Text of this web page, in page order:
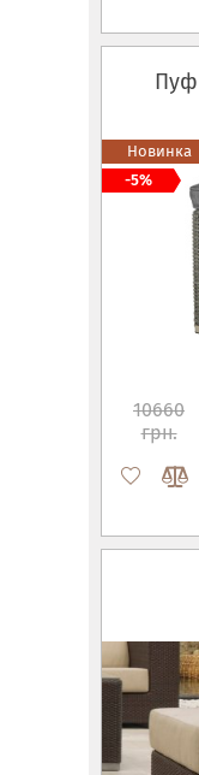
Пуф
10660
грн.
Новинка
-5%